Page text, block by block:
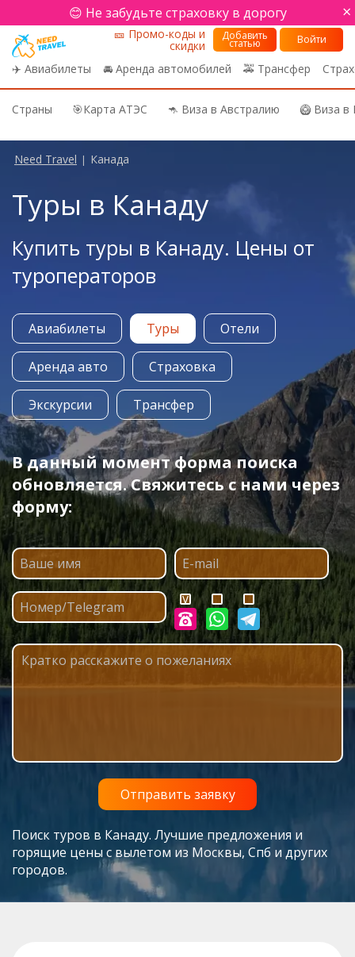
😊 Не забудьте страховку в дорогу ×
✈️ Авиабилеты 🚘 Аренда автомобилей 🚕 Трансфер
🎫 Промо-коды и
скидки
Добавить
статью Войти
Страны 🎯Карта АТЭС 🦘 Виза в Австралию 🥝 Виза
Need Travel | Канада
Туры в Канаду
Купить туры в Канаду. Цены от
туроператоров
Авиабилеты Туры Отели
Аренда авто Страховка
Экскурсии Трансфер
В данный момент форма поиска
обновляется. Свяжитесь с нами через
форму:
Поиск туров в Канаду. Лучшие предложения и
горящие цены с вылетом из Москвы, Спб и других
городов.